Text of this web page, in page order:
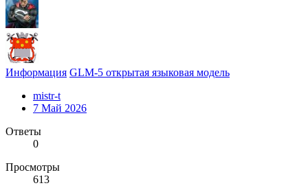
Информация GLM-5 открытая языковая модель
mistr-t
7 Май 2026
Ответы
0
Просмотры
613